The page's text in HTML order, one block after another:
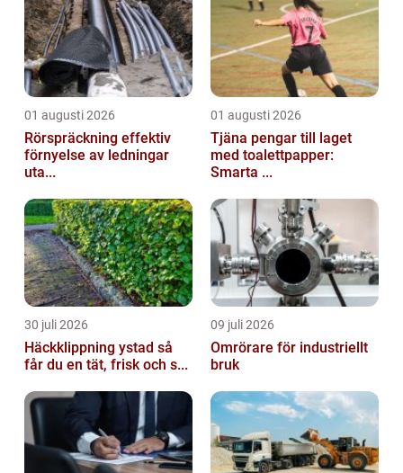
01 augusti 2026
Rörspräckning effektiv
förnyelse av ledningar
uta...
01 augusti 2026
Tjäna pengar till laget
med toalettpapper:
Smarta ...
30 juli 2026
Häckklippning ystad så
får du en tät, frisk och s...
09 juli 2026
Omrörare för industriellt
bruk